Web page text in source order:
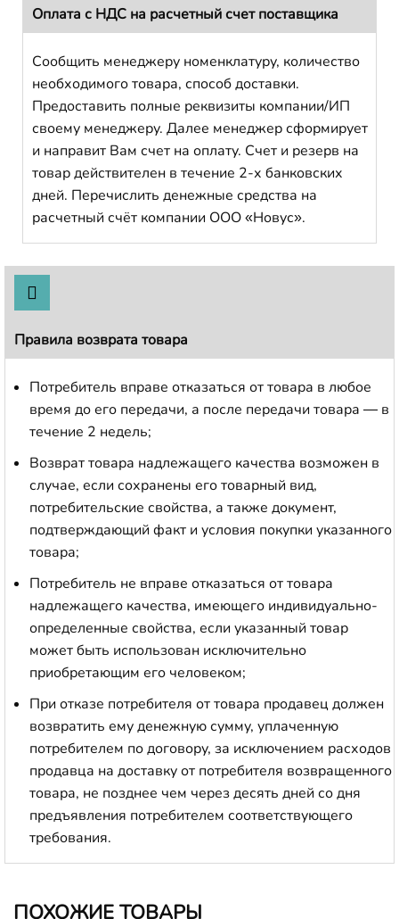
Оплата с НДС на расчетный счет поставщика
Сообщить менеджеру номенклатуру, количество
необходимого товара, способ доставки.
Предоставить полные реквизиты компании/ИП
своему менеджеру. Далее менеджер сформирует
и направит Вам счет на оплату. Счет и резерв на
товар действителен в течение 2-х банковских
дней. Перечислить денежные средства на
расчетный счёт компании ООО «Новус».
Правила возврата товара
Потребитель вправе отказаться от товара в любое
время до его передачи, а после передачи товара — в
течение 2 недель;
Возврат товара надлежащего качества возможен в
случае, если сохранены его товарный вид,
потребительские свойства, а также документ,
подтверждающий факт и условия покупки указанного
товара;
Потребитель не вправе отказаться от товара
надлежащего качества, имеющего индивидуально-
определенные свойства, если указанный товар
может быть использован исключительно
приобретающим его человеком;
При отказе потребителя от товара продавец должен
возвратить ему денежную сумму, уплаченную
потребителем по договору, за исключением расходов
продавца на доставку от потребителя возвращенного
товара, не позднее чем через десять дней со дня
предъявления потребителем соответствующего
требования.
ПОХОЖИЕ ТОВАРЫ